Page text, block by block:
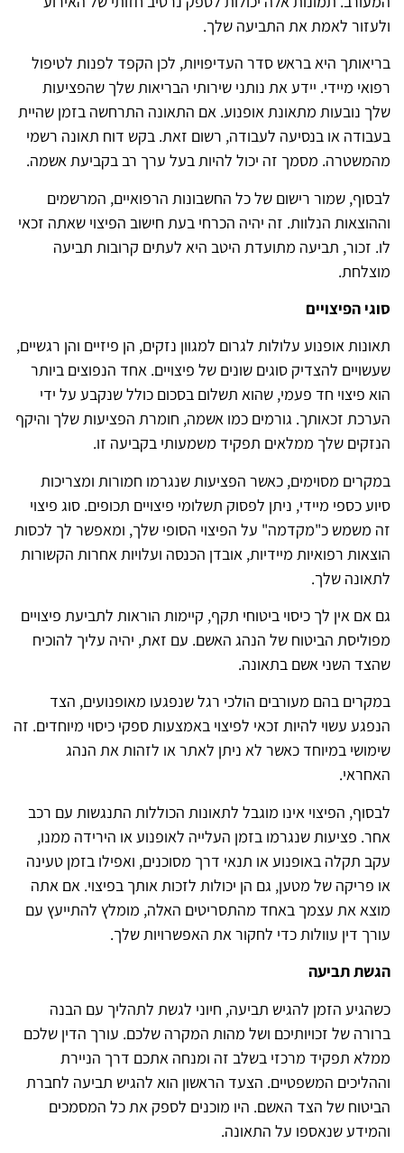
ולעזור לאמת את התביעה שלך.
בריאותך היא בראש סדר העדיפויות, לכן הקפד לפנות לטיפול
רפואי מיידי. יידע את נותני שירותי הבריאות שלך שהפציעות
שלך נובעות מתאונת אופנוע. אם התאונה התרחשה בזמן שהיית
בעבודה או בנסיעה לעבודה, רשום זאת. בקש דוח תאונה רשמי
מהמשטרה. מסמך זה יכול להיות בעל ערך רב בקביעת אשמה.
לבסוף, שמור רישום של כל החשבונות הרפואיים, המרשמים
וההוצאות הנלוות. זה יהיה הכרחי בעת חישוב הפיצוי שאתה זכאי
לו. זכור, תביעה מתועדת היטב היא לעתים קרובות תביעה
מוצלחת.
סוגי הפיצויים
תאונות אופנוע עלולות לגרום למגוון נזקים, הן פיזיים והן רגשיים,
שעשויים להצדיק סוגים שונים של פיצויים. אחד הנפוצים ביותר
הוא פיצוי חד פעמי, שהוא תשלום בסכום כולל שנקבע על ידי
הערכת זכאותך. גורמים כמו אשמה, חומרת הפציעות שלך והיקף
הנזקים שלך ממלאים תפקיד משמעותי בקביעה זו.
במקרים מסוימים, כאשר הפציעות שנגרמו חמורות ומצריכות
סיוע כספי מיידי, ניתן לפסוק תשלומי פיצויים תכופים. סוג פיצוי
זה משמש כ"מקדמה" על הפיצוי הסופי שלך, ומאפשר לך לכסות
הוצאות רפואיות מיידיות, אובדן הכנסה ועלויות אחרות הקשורות
לתאונה שלך.
גם אם אין לך כיסוי ביטוחי תקף, קיימות הוראות לתביעת פיצויים
מפוליסת הביטוח של הנהג האשם. עם זאת, יהיה עליך להוכיח
שהצד השני אשם בתאונה.
במקרים בהם מעורבים הולכי רגל שנפגעו מאופנועים, הצד
הנפגע עשוי להיות זכאי לפיצוי באמצעות ספקי כיסוי מיוחדים. זה
שימושי במיוחד כאשר לא ניתן לאתר או לזהות את הנהג
האחראי.
לבסוף, הפיצוי אינו מוגבל לתאונות הכוללות התנגשות עם רכב
אחר. פציעות שנגרמו בזמן העלייה לאופנוע או הירידה ממנו,
עקב תקלה באופנוע או תנאי דרך מסוכנים, ואפילו בזמן טעינה
או פריקה של מטען, גם הן יכולות לזכות אותך בפיצוי. אם אתה
מוצא את עצמך באחד מהתסריטים האלה, מומלץ להתייעץ עם
עורך דין עוולות כדי לחקור את האפשרויות שלך.
הגשת תביעה
כשהגיע הזמן להגיש תביעה, חיוני לגשת לתהליך עם הבנה
ברורה של זכויותיכם ושל מהות המקרה שלכם. עורך הדין שלכם
ממלא תפקיד מרכזי בשלב זה ומנחה אתכם דרך הניירת
וההליכים המשפטיים. הצעד הראשון הוא להגיש תביעה לחברת
הביטוח של הצד האשם. היו מוכנים לספק את כל המסמכים
והמידע שנאספו על התאונה.